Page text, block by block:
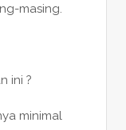
masing.
ini ?
minimal